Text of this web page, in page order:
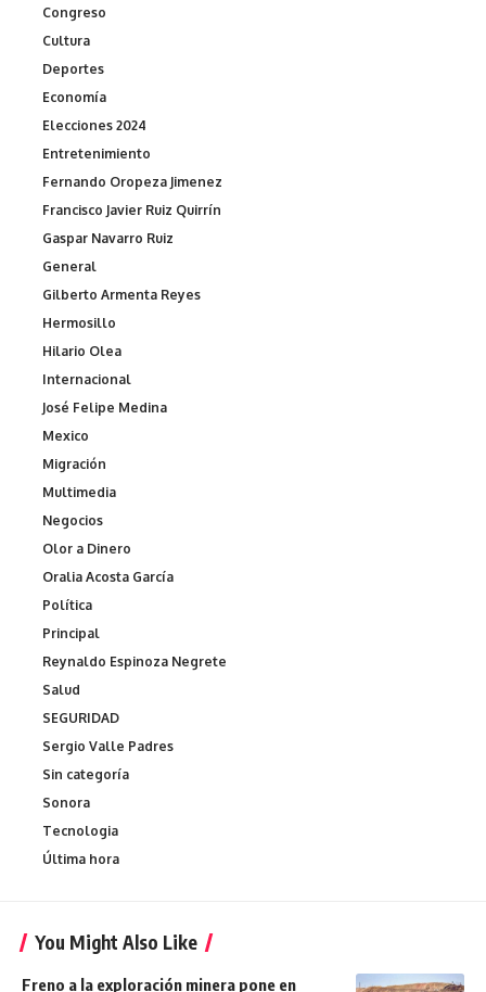
Congreso
Cultura
Deportes
Economía
Elecciones 2024
Entretenimiento
Fernando Oropeza Jimenez
Francisco Javier Ruiz Quirrín
Gaspar Navarro Ruiz
General
Gilberto Armenta Reyes
Hermosillo
Hilario Olea
Internacional
José Felipe Medina
Mexico
Migración
Multimedia
Negocios
Olor a Dinero
Oralia Acosta García
Política
Principal
Reynaldo Espinoza Negrete
Salud
SEGURIDAD
Sergio Valle Padres
Sin categoría
Sonora
Tecnologia
Última hora
You Might Also Like
Freno a la exploración minera pone en